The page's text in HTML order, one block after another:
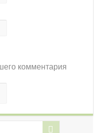
комментария